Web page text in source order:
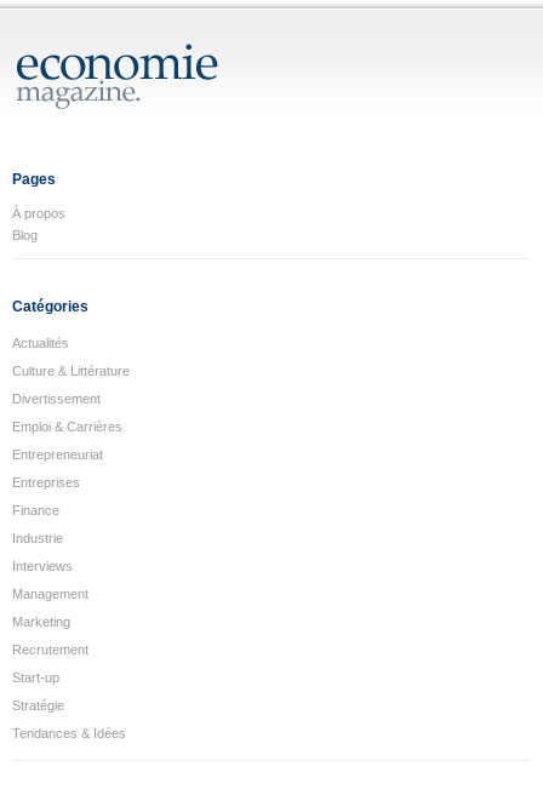
Pages
À propos
Blog
Catégories
Actualités
Culture & Littérature
Divertissement
Emploi & Carrières
Entrepreneuriat
Entreprises
Finance
Industrie
Interviews
Management
Marketing
Recrutement
Start-up
Stratégie
Tendances & Idées